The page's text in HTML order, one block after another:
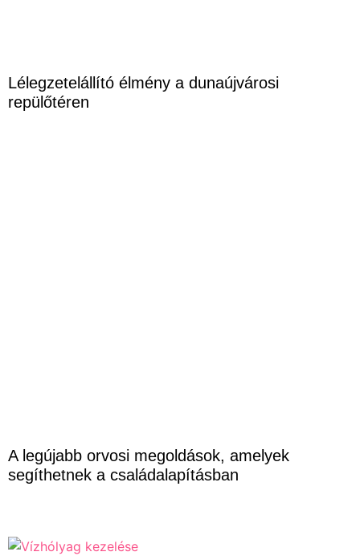
Lélegzetelállító élmény a dunaújvárosi
repülőtéren
A legújabb orvosi megoldások, amelyek
segíthetnek a családalapításban